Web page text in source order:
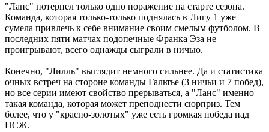
"Ланс" потерпел только одно поражение на старте сезона.
Команда, которая только-только поднялась в Лигу 1 уже
сумела привлечь к себе внимание своим смелым футболом. В
последних пяти матчах подопечные Франка Эза не
проигрывают, всего однажды сыграли в ничью.
Конечно, "Лилль" выглядит немного сильнее. Да и статистика
очных встреч на стороне команды Гальтье (3 ничьи и 7 побед),
но все серии имеют свойство прерываться, а "Ланс" именно
такая команда, которая может преподнести сюрприз. Тем
более, что у "красно-золотых" уже есть громкая победа над
ПСЖ.